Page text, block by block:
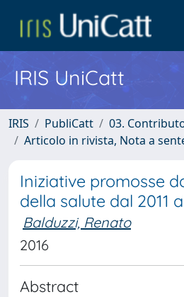
IRIS UniCatt
IRIS PubliCatt
03.
Articolo in rivista, Nota a
Iniziative promosse
della salute dal 2011
Balduzzi, Renato
2016
Abstract